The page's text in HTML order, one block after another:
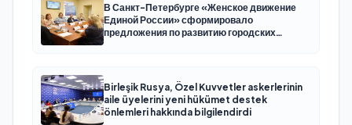
В Санкт-Петербурге «Женское движение
Единой России» сформировало
предложения по развитию городских
Birleşik Rusya, Özel Kuvvetler askerlerinin
aile üyelerini yeni hükümet destek
önlemleri hakkında bilgilendirdi